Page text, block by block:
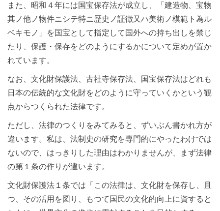
また、昭和４年には国宝保存法が成立し、「建造物、宝物
其ノ他ノ物件ニシテ特ニ歴史ノ証徴又ハ美術ノ模範ト為ル
ベキモノ」を国宝として指定して国外への持ち出しを禁じ
たり、保護・保存をどのようにするかについて定めが置か
れています。
なお、文化財保護法、古社寺保存法、国宝保存法はどれも
日本の伝統的な文化財をどのように守っていくかという観
点からつくられた法律です。
ただし、法律のつくりをみてみると、ずいぶん書かれ方が
違います。私は、法制史の研究を専門的にやったわけでは
ないので、はっきりした理由はわかりませんが、まず法律
の第１条の作りが違います。
文化財保護法１条では「この法律は、文化財を保存し、且
つ、その活用を図り、もつて国民の文化的向上に資すると